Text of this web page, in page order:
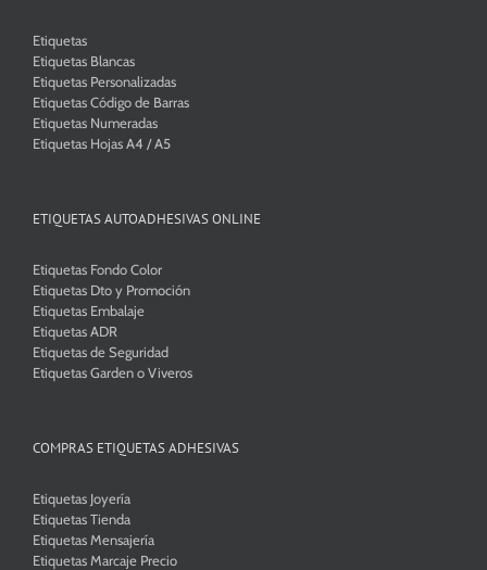
Etiquetas
Etiquetas Blancas
Etiquetas Personalizadas
Etiquetas Código de Barras
Etiquetas Numeradas
Etiquetas Hojas A4 / A5
ETIQUETAS AUTOADHESIVAS ONLINE
Etiquetas Fondo Color
Etiquetas Dto y Promoción
Etiquetas Embalaje
Etiquetas ADR
Etiquetas de Seguridad
Etiquetas Garden o Viveros
COMPRAS ETIQUETAS ADHESIVAS
Etiquetas Joyería
Etiquetas Tienda
Etiquetas Mensajería
Etiquetas Marcaje Precio